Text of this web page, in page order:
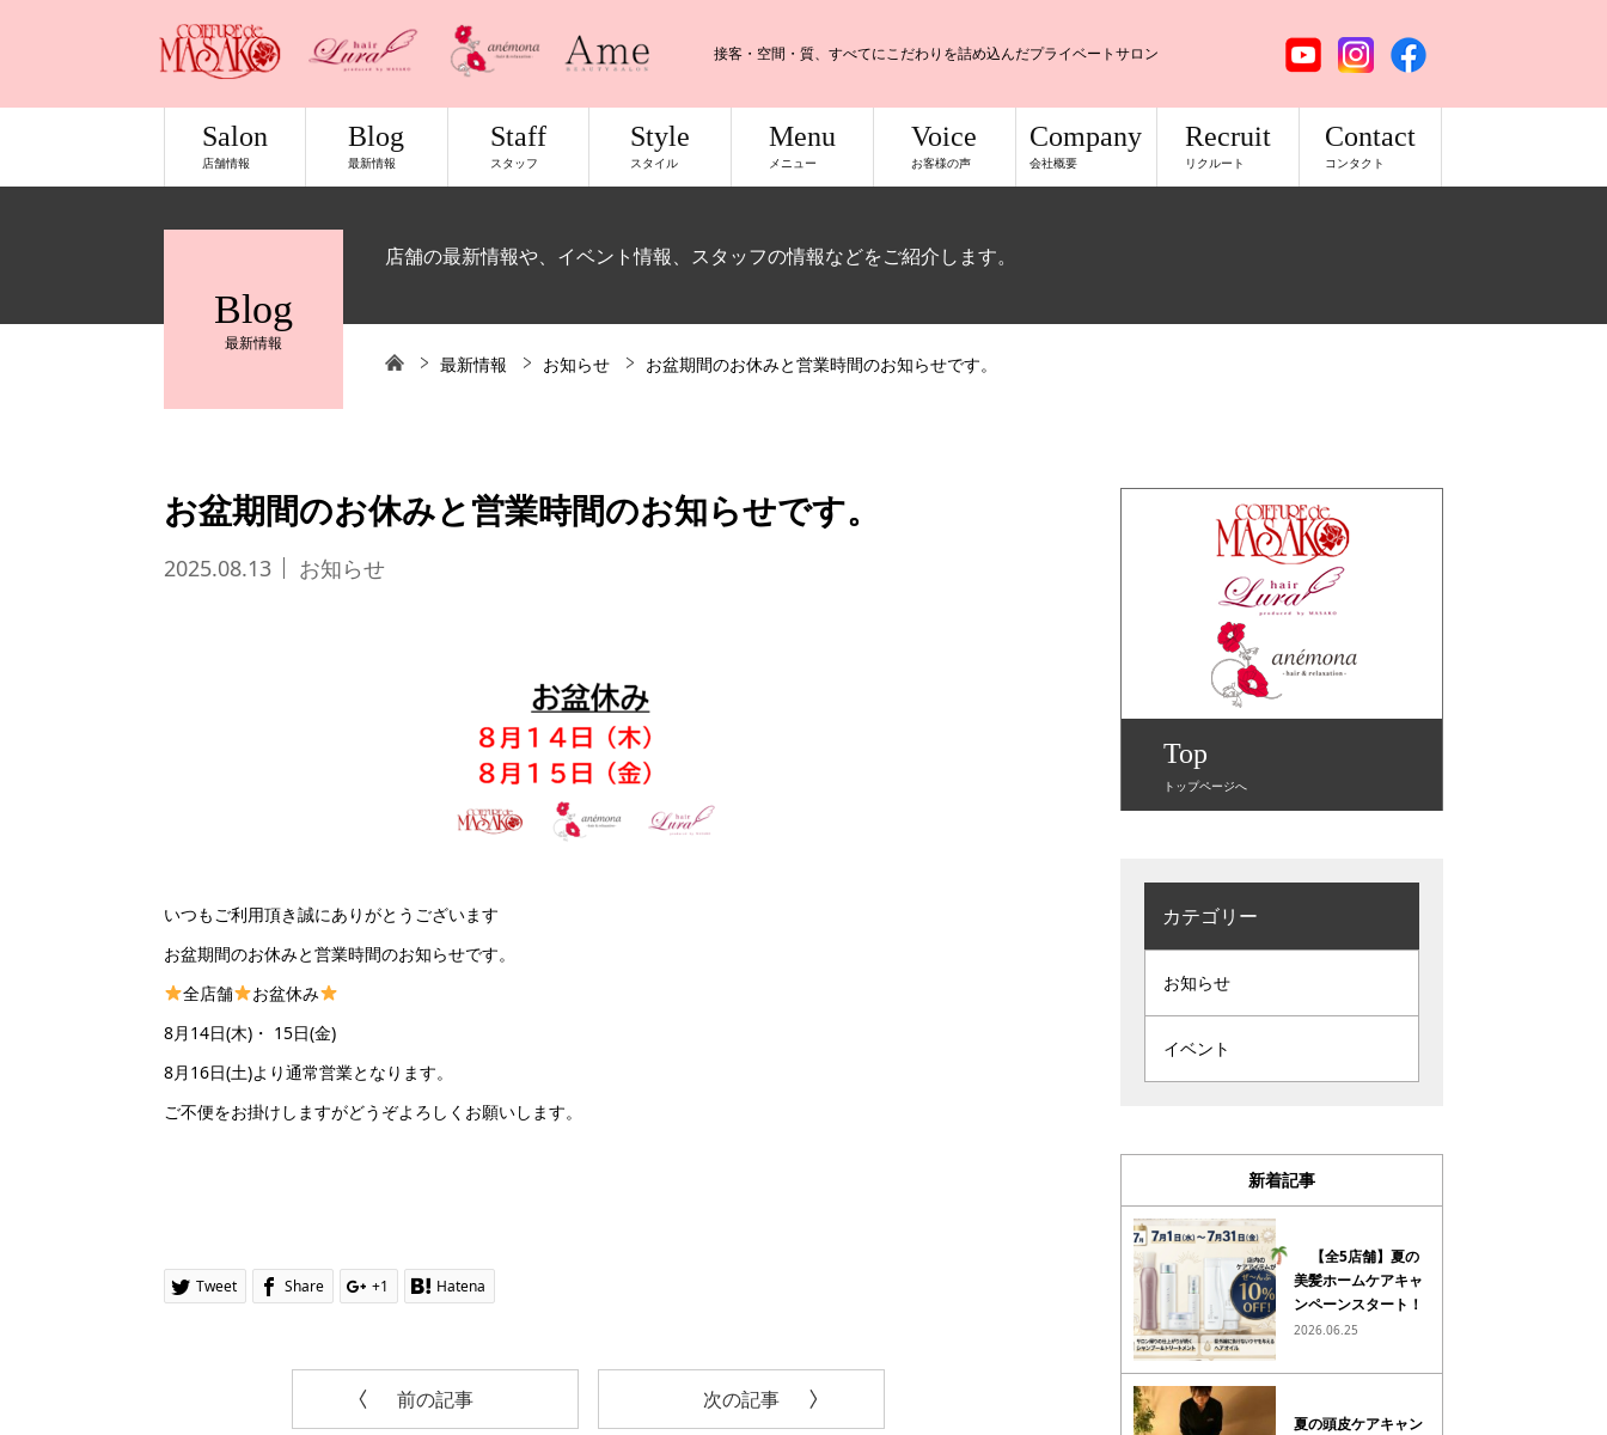
接客・空間・質、すべてにこだわりを詰め込んだプライベートサロン
Salon
店舗情報
Blog
最新情報
Staff
スタッフ
Style
スタイル
Menu
メニュー
Voice
お客様の声
Company
会社概要
Recruit
リクルート
Contact
コンタクト
Blog
最新情報
店舗の最新情報や、イベント情報、スタッフの情報などをご紹介します。
最新情報 お知らせ お盆期間のお休みと営業時間のお知らせです。
お盆期間のお休みと営業時間のお知らせです。
2025.08.13 お知らせ
いつもご利用頂き誠にありがとうございます
お盆期間のお休みと営業時間のお知らせです。
全店舗
お盆休み
8月14日(木)・ 15日(金)
8月16日(土)より通常営業となります。
ご不便をお掛けしますがどうぞよろしくお願いします。
Tweet Share +1 Hatena
前の記事 次の記事
Top
トップページへ
カテゴリー
お知らせ
イベント
新着記事
【全5店舗】夏の
美髪ホームケアキャ
ンペーンスタート！
2026.06.25
夏の頭皮ケアキャン